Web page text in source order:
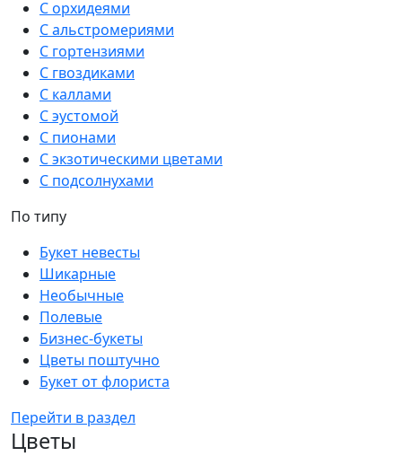
С орхидеями
С альстромериями
С гортензиями
С гвоздиками
С каллами
С эустомой
С пионами
С экзотическими цветами
С подсолнухами
По типу
Букет невесты
Шикарные
Необычные
Полевые
Бизнес-букеты
Цветы поштучно
Букет от флориста
Перейти в раздел
Цветы